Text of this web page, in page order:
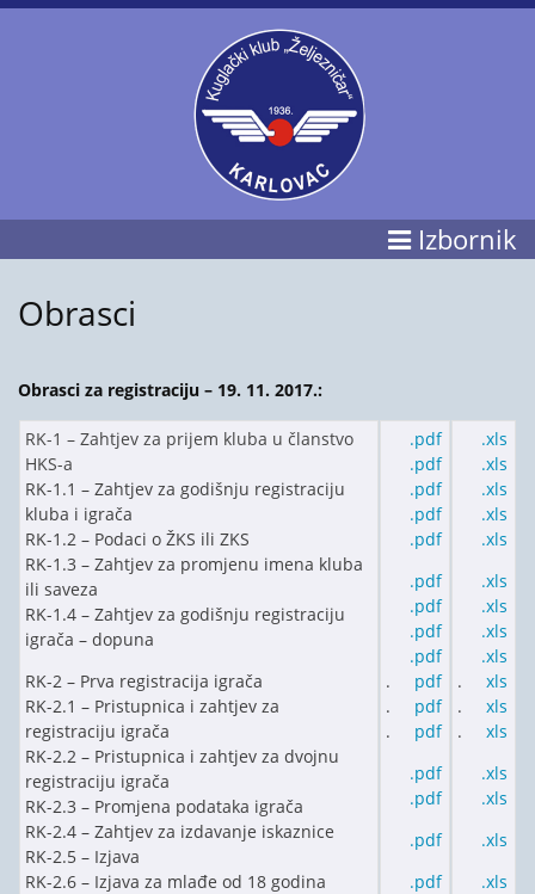
Izbornik
Obrasci
Obrasci za registraciju – 19. 11. 2017.:
RK-1 – Zahtjev za prijem kluba u članstvo
HKS-a
RK-1.1 – Zahtjev za godišnju registraciju
kluba i igrača
RK-1.2 – Podaci o ŽKS ili ZKS
RK-1.3 – Zahtjev za promjenu imena kluba
ili saveza
RK-1.4 – Zahtjev za godišnju registraciju
igrača – dopuna
RK-2 – Prva registracija igrača
RK-2.1 – Pristupnica i zahtjev za
registraciju igrača
RK-2.2 – Pristupnica i zahtjev za dvojnu
registraciju igrača
RK-2.3 – Promjena podataka igrača
RK-2.4 – Zahtjev za izdavanje iskaznice
RK-2.5 – Izjava
RK-2.6 – Izjava za mlađe od 18 godina
.pdf
.pdf
.pdf
.pdf
.pdf
.pdf
.pdf
.pdf
.pdf
.
pdf
.
pdf
.
pdf
.pdf
.pdf
.pdf
.pdf
.xls
.xls
.xls
.xls
.xls
.xls
.xls
.xls
.xls
.
xls
.
xls
.
xls
.xls
.xls
.xls
.xls